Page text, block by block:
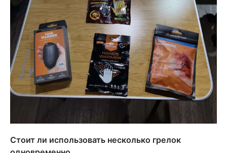
Стоит ли использовать несколько грелок